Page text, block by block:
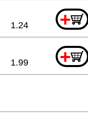
+
1.24
+
1.99